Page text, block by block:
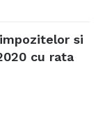
si
cu rata